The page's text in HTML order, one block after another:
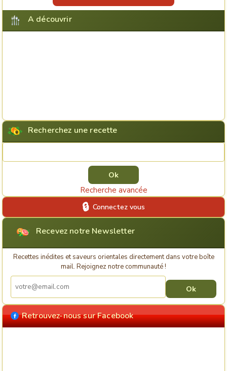
A découvrir
Recherchez une recette
Recherche avancée
Connectez vous
Recevez notre Newsletter
Recettes inédites et saveurs orientales directement dans votre boîte
mail. Rejoignez notre communauté !
Retrouvez-nous sur Facebook